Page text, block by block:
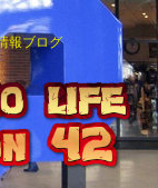
報ブログ